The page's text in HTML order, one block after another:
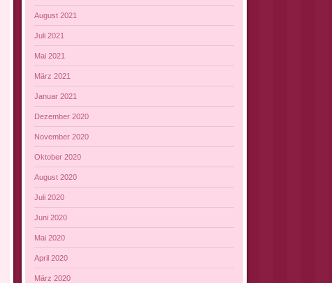
August 2021
Juli 2021
Mai 2021
März 2021
Januar 2021
Dezember 2020
November 2020
Oktober 2020
August 2020
Juli 2020
Juni 2020
Mai 2020
April 2020
März 2020